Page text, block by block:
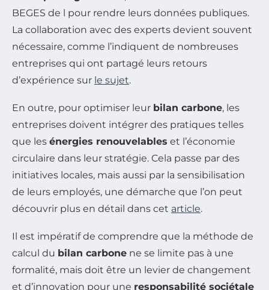
BEGES de l pour rendre leurs données publiques.
La collaboration avec des experts devient souvent
nécessaire, comme l’indiquent de nombreuses
entreprises qui ont partagé leurs retours
d’expérience sur le sujet.
En outre, pour optimiser leur bilan carbone, les
entreprises doivent intégrer des pratiques telles
que les énergies renouvelables et l’économie
circulaire dans leur stratégie. Cela passe par des
initiatives locales, mais aussi par la sensibilisation
de leurs employés, une démarche que l’on peut
découvrir plus en détail dans cet article.
Il est impératif de comprendre que la méthode de
calcul du bilan carbone ne se limite pas à une
formalité, mais doit être un levier de changement
et d’innovation pour une responsabilité sociétale